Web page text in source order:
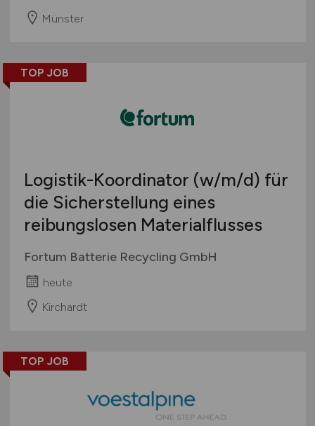
Münster
TOP JOB
Logistik-Koordinator (w/m/d) für
die Sicherstellung eines
reibungslosen Materialflusses
Fortum Batterie Recycling GmbH
heute
Kirchardt
TOP JOB